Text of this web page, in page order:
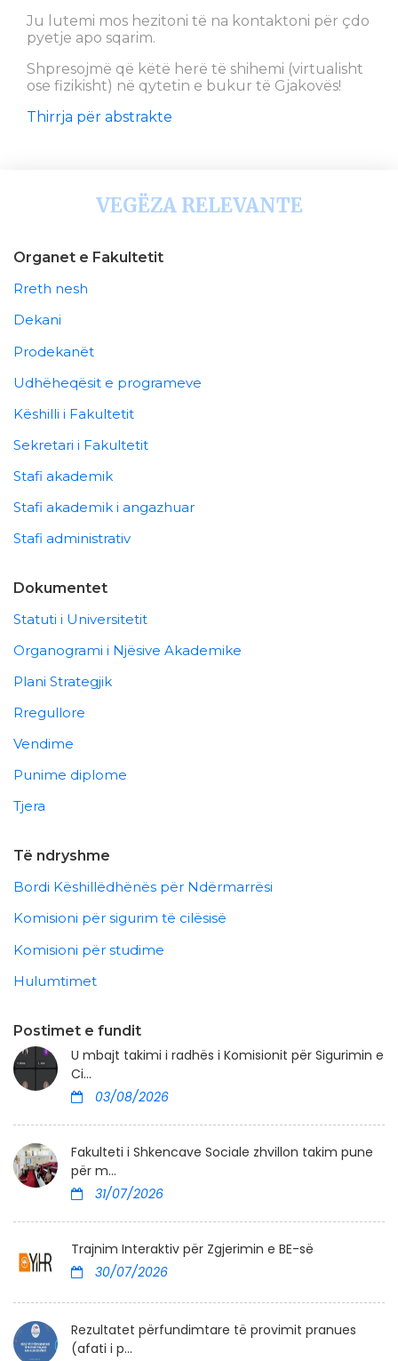
Ju lutemi mos hezitoni të na kontaktoni për çdo
pyetje apo sqarim.
Shpresojmë që këtë herë të shihemi (virtualisht
ose fizikisht) në qytetin e bukur të Gjakovës!
Thirrja për abstrakte
VEGËZA RELEVANTE
Organet e Fakultetit
Rreth nesh
Dekani
Prodekanët
Udhëheqësit e programeve
Këshilli i Fakultetit
Sekretari i Fakultetit
Stafi akademik
Stafi akademik i angazhuar
Stafi administrativ
Dokumentet
Statuti i Universitetit
Organogrami i Njësive Akademike
Plani Strategjik
Rregullore
Vendime
Punime diplome
Tjera
Të ndryshme
Bordi Këshillëdhënës për Ndërmarrësi
Komisioni për sigurim të cilësisë
Komisioni për studime
Hulumtimet
Postimet e fundit
U mbajt takimi i radhës i Komisionit për Sigurimin e
Ci...
03/08/2026
Fakulteti i Shkencave Sociale zhvillon takim pune
për m...
31/07/2026
Trajnim Interaktiv për Zgjerimin e BE-së
30/07/2026
Rezultatet përfundimtare të provimit pranues
(afati i p...